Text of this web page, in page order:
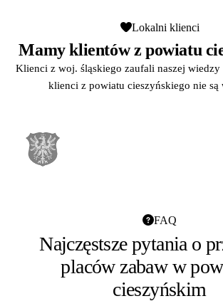
Lokalni klienci
Mamy klientów z powiatu
Klienci z woj. śląskiego zaufali naszej
klienci z powiatu cieszyńskiego nie są
FAQ
Najczęstsze pytania o
placów zabaw w
cieszyńskim